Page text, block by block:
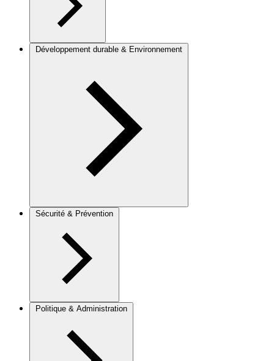
Développement durable & Environnement
Sécurité & Prévention
Politique & Administration